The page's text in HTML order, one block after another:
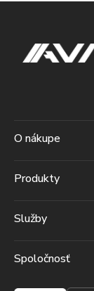
O nákupe
Produkty
Služby
Spoločnosť